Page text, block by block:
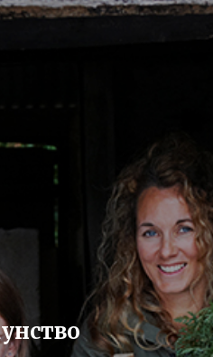
поступлению